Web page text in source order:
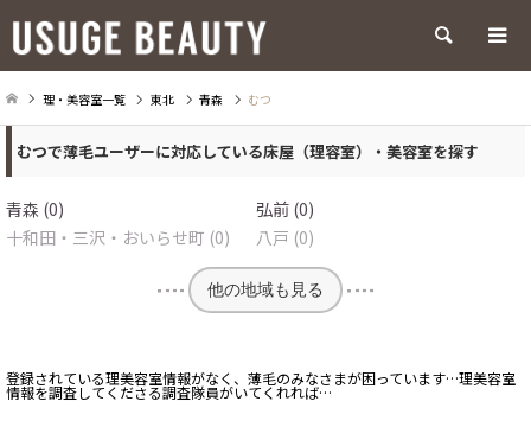
検索
理・美容室一覧 東北 青森 むつ
むつで薄毛ユーザーに対応している床屋（理容室）・美容室を探す
青森 (0)
弘前 (0)
十和田・三沢・おいらせ町 (0)
八戸 (0)
他の地域も見る
登録されている理美容室情報がなく、薄毛のみなさまが困っています…理美容室
情報を調査してくださる調査隊員がいてくれれば…